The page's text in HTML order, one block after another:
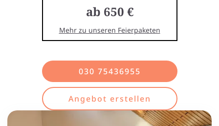
ab 650 €
Mehr zu unseren Feierpaketen
030 75436955
Angebot erstellen